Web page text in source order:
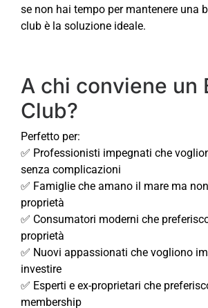
se non hai tempo per mantenere una
club è la soluzione ideale.
A chi conviene un
Club?
Perfetto per:
✅ Professionisti impegnati che
senza complicazioni
✅ Famiglie che amano il mare ma
proprietà
✅ Consumatori moderni che
proprietà
✅ Nuovi appassionati che vogliono
investire
✅ Esperti e ex-proprietari che
membership